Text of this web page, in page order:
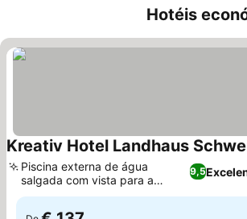
Hotéis
Kreativ Hotel Landhaus
9,5
Piscina externa de água
salgada com vista para a
montanha